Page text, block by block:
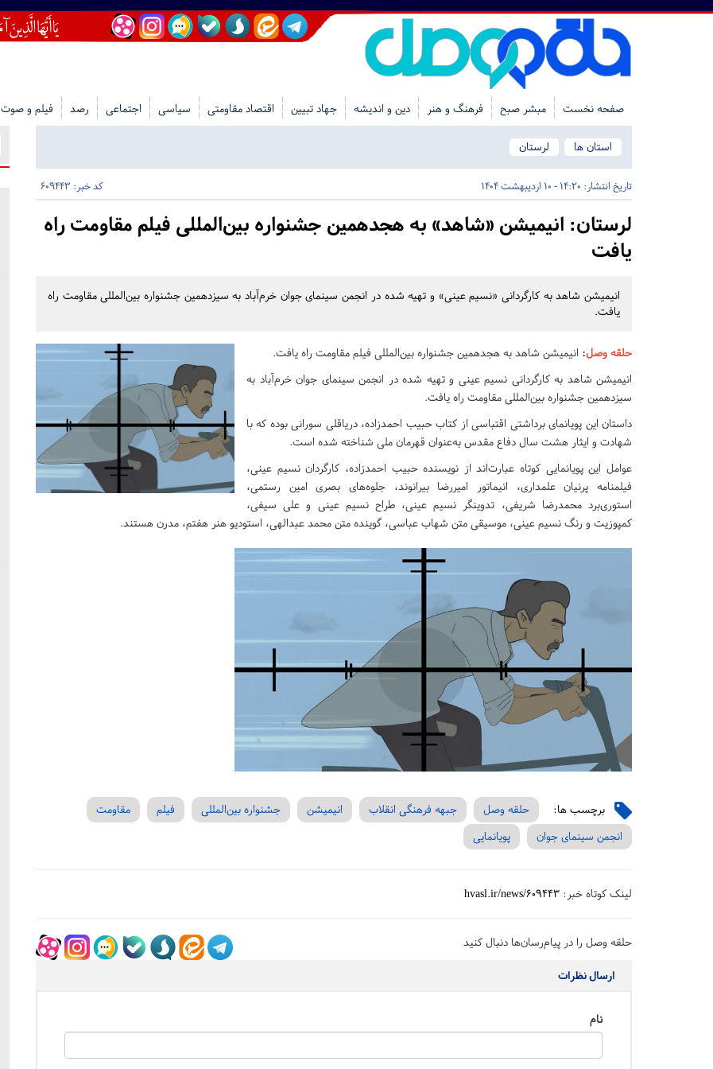
صفحه نخست مبشر صبح فرهنگ و هنر دین و اندیشه جهاد تبیین اقتصاد مقاومتی سیاسی اجتماعی رصد فیلم و صوت
استان ها لرستان
تاریخ انتشار: 14:20 - 10 اردیبهشت 1404 کد خبر: 609443
لرستان: انیمیشن «شاهد» به هجدهمین جشنواره بین‌المللی فیلم مقاومت راه
یافت
انیمیشن شاهد به کارگردانی «نسیم عینی» و تهیه شده در انجمن سینمای جوان خرم‌آباد به سیزدهمین جشنواره بین‌المللی مقاومت راه
یافت.
حلقه وصل: انیمیشن شاهد به هجدهمین جشنواره بین‌المللی فیلم مقاومت راه یافت.
انیمیشن شاهد به کارگردانی نسیم عینی و تهیه شده در انجمن سینمای جوان خرم‌آباد به
سیزدهمین جشنواره بین‌المللی مقاومت راه یافت.
داستان این پویانمای برداشتی اقتباسی از کتاب حبیب احمدزاده، دریاقلی سورانی بوده که با
شهادت و ایثار هشت سال دفاع مقدس به‌عنوان قهرمان ملی شناخته شده است.
عوامل این پویانمایی کوتاه عبارت‌اند از نویسنده حبیب احمدزاده، کارگردان نسیم عینی،
فیلمنامه پرنیان علمداری، انیماتور امیررضا بیرانوند، جلوه‌های بصری امین رستمی،
استوری‌برد محمدرضا شریفی، تدوینگر نسیم عینی، طراح نسیم عینی و علی سیفی،
کمپوزیت و رنگ نسیم عینی، موسیقی متن شهاب عباسی، گوینده متن محمد عبدالهی، استودیو هنر هفتم، مدرن هستند.
برچسب ها: حلقه وصل جبهه فرهنگی انقلاب انیمیشن جشنواره بین‌المللی فیلم
مقاومت
انجمن سینمای جوان
پویانمایی
لینک کوتاه خبر: hvasl.ir/news/609443
حلقه وصل را در پیام‌رسان‌ها دنبال کنید
ارسال نظرات
نام